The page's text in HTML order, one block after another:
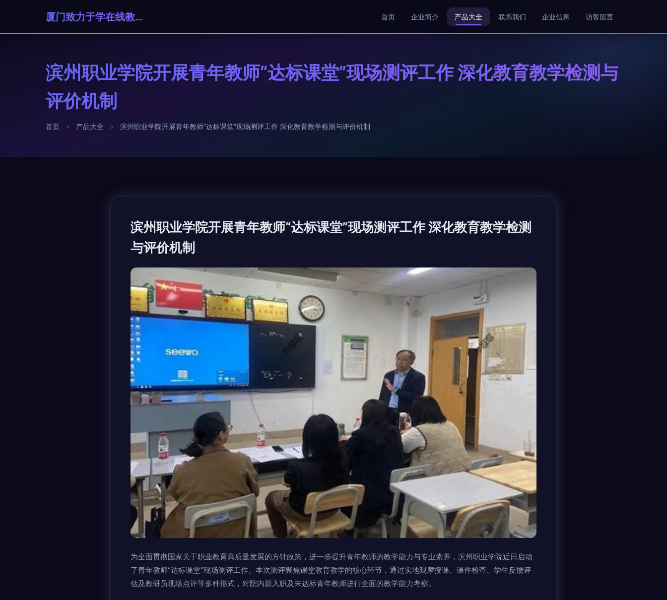
厦门致力于学在线教育科技有限公司 首页 企业简介 产品大全 联系我们 企业信息 访客留言
滨州职业学院开展青年教师“达标课堂”现场测评工作 深化教育教学检测与
评价机制
首页 > 产品大全 > 滨州职业学院开展青年教师“达标课堂”现场测评工作 深化教育教学检测与评价机制
滨州职业学院开展青年教师“达标课堂”现场测评工作 深化教育教学检测
与评价机制
为全面贯彻国家关于职业教育高质量发展的方针政策，进一步提升青年教师的教学能力与专业素养，滨州职业学院近日启动
了青年教师“达标课堂”现场测评工作。本次测评聚焦课堂教育教学的核心环节，通过实地观摩授课、课件检查、学生反馈评
估及教研员现场点评等多种形式，对院内新入职及未达标青年教师进行全面的教学能力考察。